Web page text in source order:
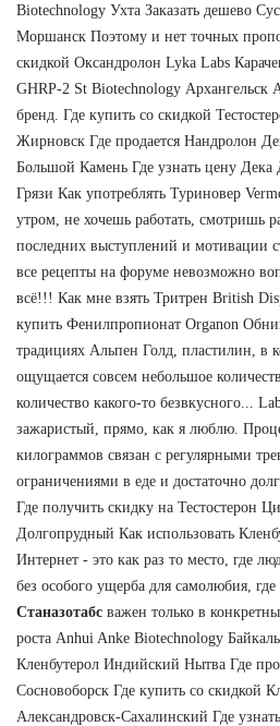
Biotechnology Ухта Заказать дешево
Моршанск Поэтому и нет точных
скидкой Оксандролон Lyka Labs
GHRP-2 St Biotechnology Архангельск
бренд. Где купить со скидкой
Жирновск Где продается Нандролон
Большой Камень Где узнать цену Дека
Грязи Как употреблять Туриновер
утром, не хочешь работать, смотришь
последних выступлений и мотивации
все рецепты на форуме невозможно
всё!!! Как мне взять Тритрен British
купить Фенилпропионат Organon
традициях Альпен Голд, пластилин, в
ощущается совсем небольшое
количество какого-то безвкусного...
зажаристый, прямо, как я люблю.
килограммов связан с регулярными
ограничениями в еде и достаточно
Где получить скидку на Тестостерон
Долгопрудный Как использовать
Интернет - это как раз то место, где
без особого ущерба для самолюбия,
Станазотабс важен только в
роста Anhui Anke Biotechnology
Кленбутерол Индийский Нытва Где
Сосновоборск Где купить со скидкой
Александровск-Сахалинский Где